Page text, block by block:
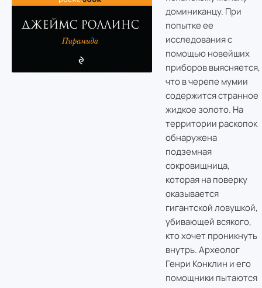
доминиканцу. При
попытке ее
исследования с
помощью новейших
приборов выясняется,
что в черепе мумии
содержится странное
жидкое золото. На
территории раскопок
обнаружена
подземная
сокровищница,
которая на поверку
оказывается
гигантской ловушкой,
убивающей всякого,
кто хочет проникнуть
внутрь. Археолог
Генри Конклин и его
помощники пытаются